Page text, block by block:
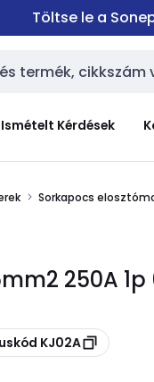
Töltse le a
bemenet
Kérdések
Sorkapocs
250A
KJ02A